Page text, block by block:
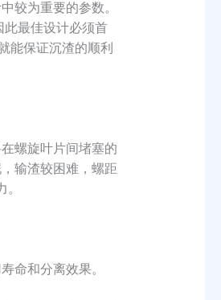
较为重要的参数。
此最佳设计必须首
能保证沉渣的顺利
螺旋叶片间堵塞的
输渣较困难，螺距
命和分离效果。